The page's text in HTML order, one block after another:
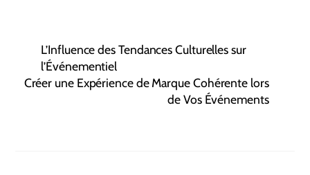
L’Influence des Tendances Culturelles sur
l’Événementiel
Créer une Expérience de Marque Cohérente lors
de Vos Événements